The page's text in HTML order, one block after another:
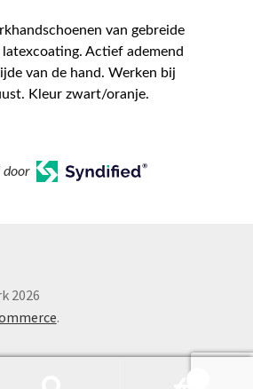
van gebreide
latexcoating. Actief ademend
van de hand. Werken bij
Kleur zwart/oranje.
door
2026
.